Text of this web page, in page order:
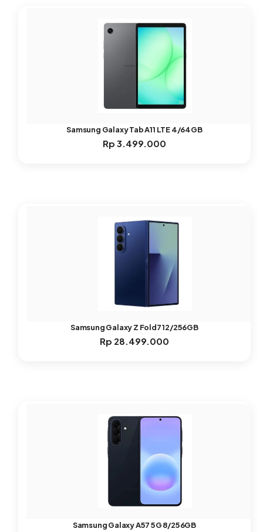
Samsung Galaxy Tab A11 LTE 4/64GB
Rp 3.499.000
Samsung Galaxy Z Fold7 12/256GB
Rp 28.499.000
Samsung Galaxy A57 5G 8/256GB